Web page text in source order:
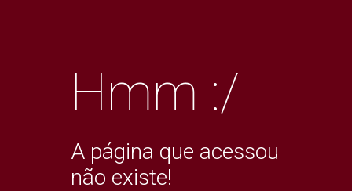
Hmm :/
A página que acessou
não existe!